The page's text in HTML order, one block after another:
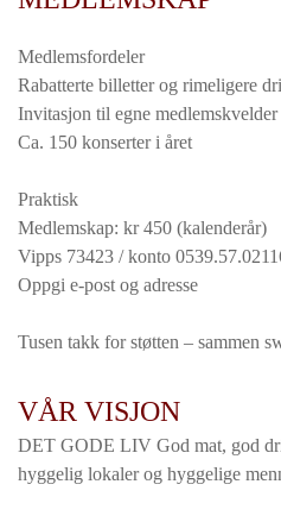
Medlemsfordeler
Rabatterte billetter og rimeligere
Invitasjon til egne medlemskvelder
Ca. 150 konserter i året
Praktisk
Medlemskap: kr 450 (kalenderår)
Vipps 73423 / konto
Oppgi e-post og adresse
Tusen takk for støtten – sammen
VÅR VISJON
DET GODE LIV God mat, god
hyggelig lokaler og hyggelige